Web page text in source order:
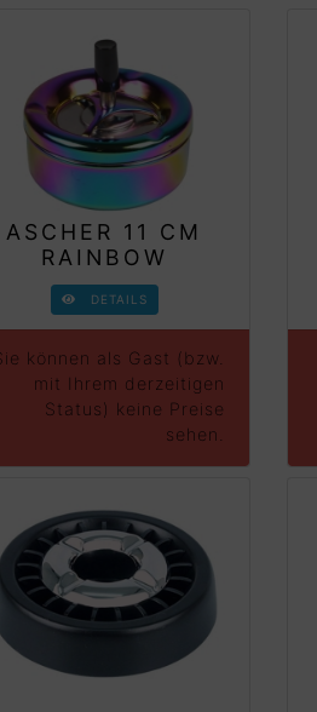
ASCHER 11 CM
RAINBOW
DETAILS
können als Gast (bzw.
mit Ihrem derzeitigen
Status) keine Preise
sehen.